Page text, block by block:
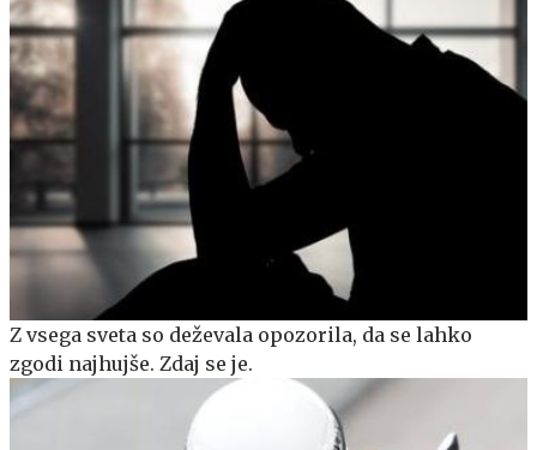
Z vsega sveta so deževala opozorila, da se lahko
zgodi najhujše. Zdaj se je.